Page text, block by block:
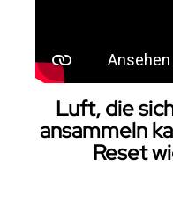
Luft, die
ansammeln
Reset